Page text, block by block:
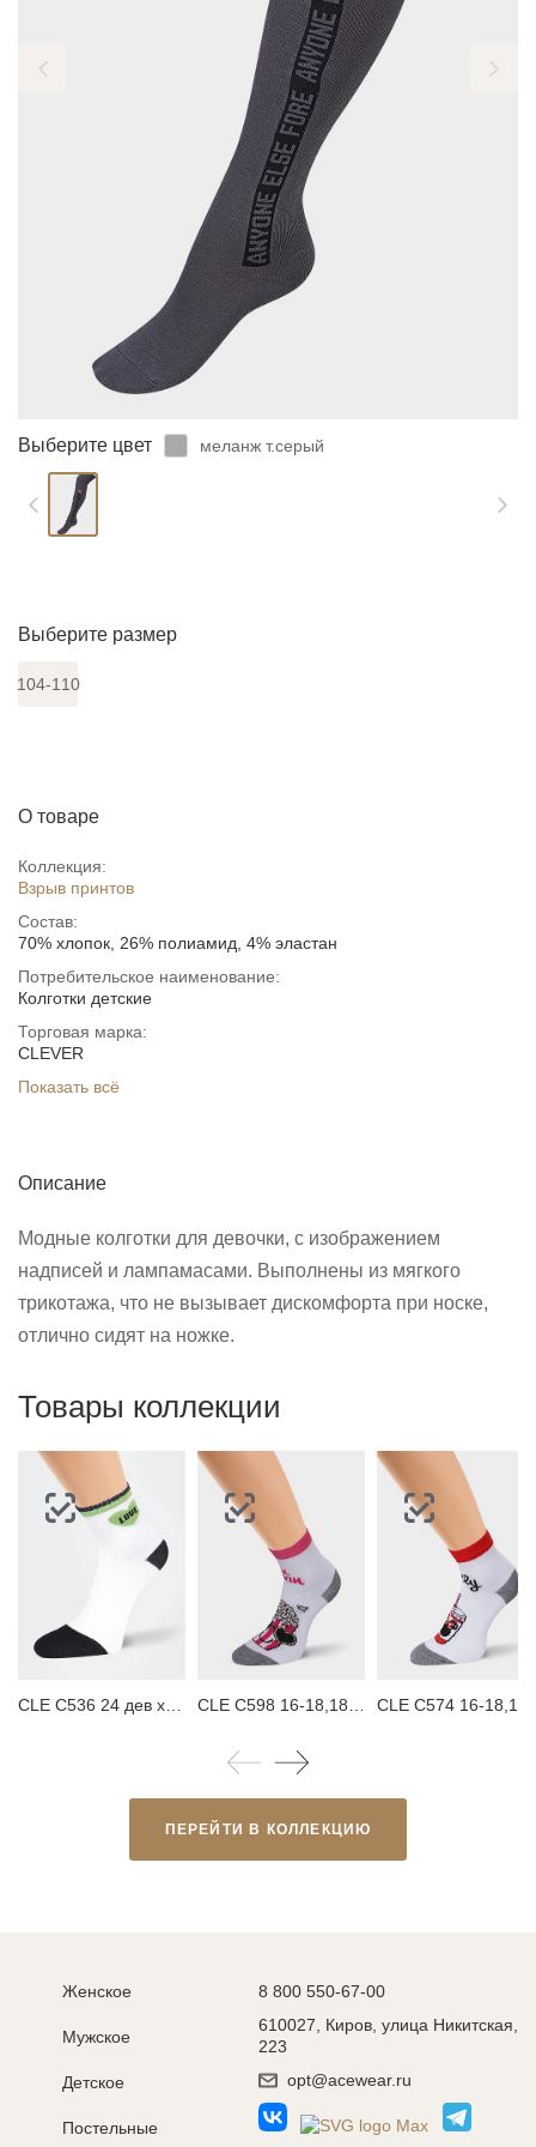
Выберите цвет меланж т.серый
Выберите размер
104-110
О товаре
Коллекция:
Взрыв принтов
Состав:
70% хлопок, 26% полиамид, 4% эластан
Потребительское наименование:
Колготки детские
Торговая марка:
CLEVER
Показать всё
Описание
Модные колготки для девочки, с изображением
надписей и лампамасами. Выполнены из мягкого
трикотажа, что не вызывает дискомфорта при носке,
отлично сидят на ножке.
Товары коллекции
ПЕРЕЙТИ В КОЛЛЕКЦИЮ
Женское
Мужское
Детское
Постельные
8 800 550-67-00
610027, Киров, улица Никитская,
223
opt@acewear.ru